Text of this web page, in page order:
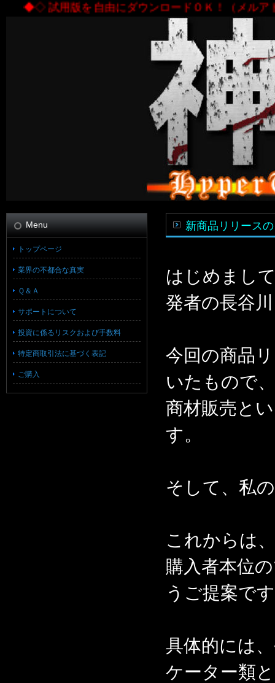
試用版を自由にダウンロードＯＫ！（メルア
新商品リリース
はじめまし
発者の長谷
今回の商品
いたもので、
商材販売と
す。
そして、私
これからは
購入者本位
うご提案で
具体的には
ケーター類
Menu
トップページ
業界の不都合な真実
Ｑ＆Ａ
サポートについて
投資に係るリスクおよび手数料
特定商取引法に基づく表記
ご購入